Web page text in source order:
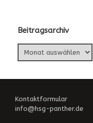
Beitragsarchiv
Kontaktformular
info@hsg-panther.de